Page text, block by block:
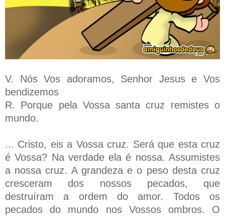
V. Nós Vos adoramos, Senhor Jesus e Vos
bendizemos
R. Porque pela Vossa santa cruz remistes o
mundo.
... Cristo, eis a Vossa cruz. Será que esta cruz
é Vossa? Na verdade ela é nossa. Assumistes
a nossa cruz. A grandeza e o peso desta cruz
cresceram dos nossos pecados, que
destruíram a ordem do amor. Todos os
pecados do mundo nos Vossos ombros. O